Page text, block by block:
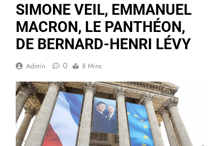
SIMONE VEIL, EMMANUEL
MACRON, LE PANTHÉON,
DE BERNARD-HENRI LÉVY
Admin 0 8 Mins